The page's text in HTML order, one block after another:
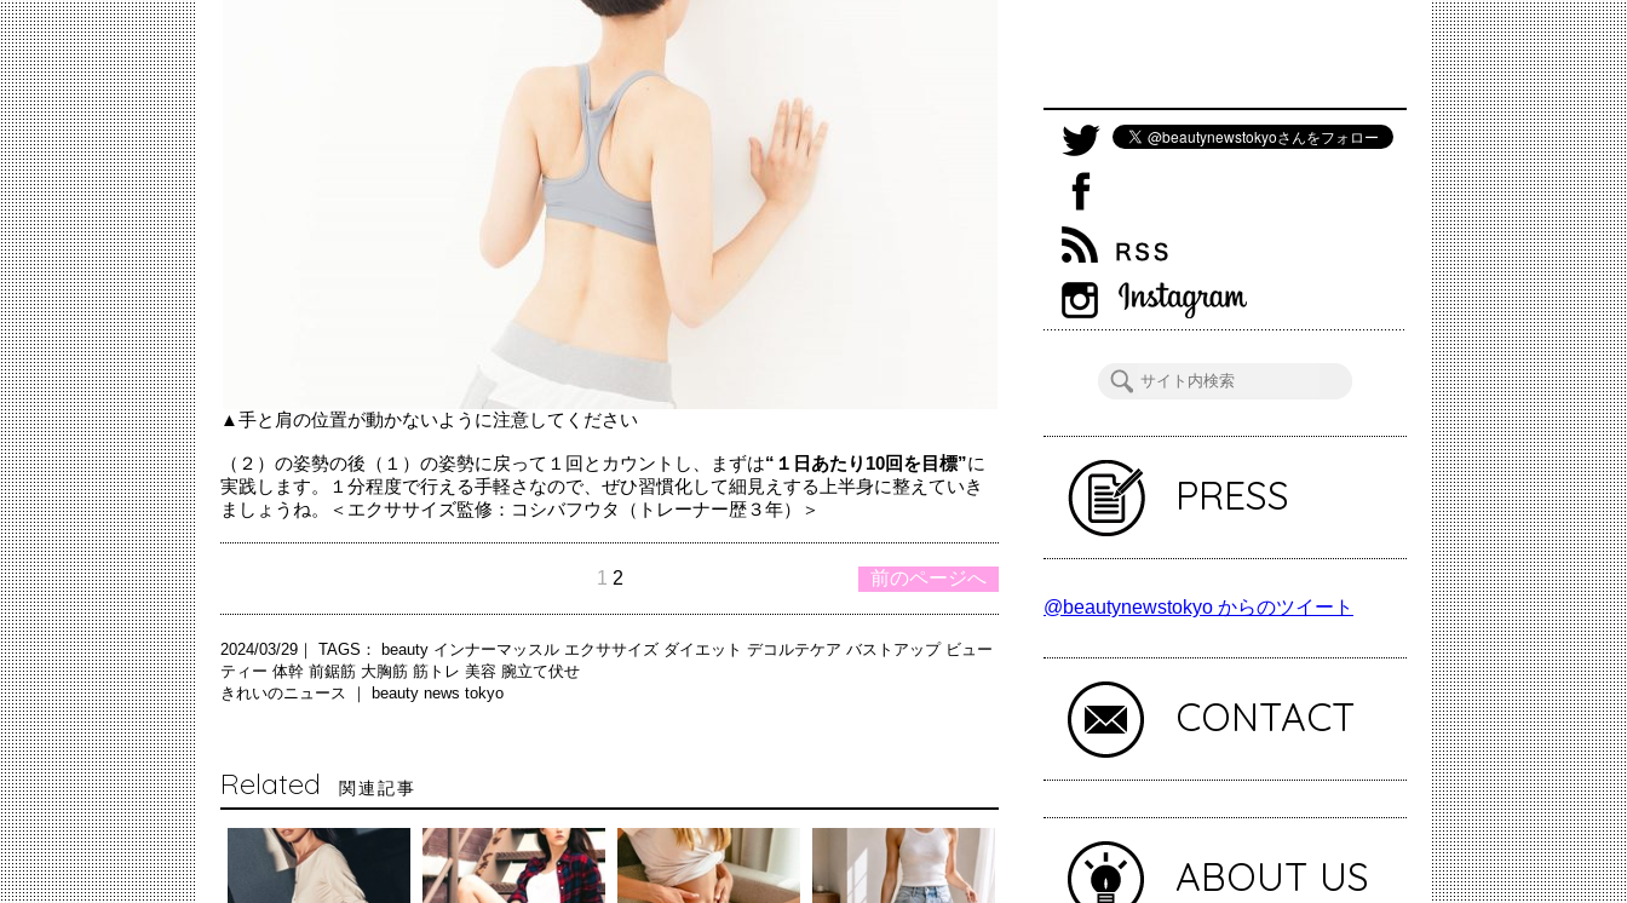
▲手と肩の位置が動かないように注意してください
（２）の姿勢の後（１）の姿勢に戻って１回とカウントし、まずは“１日あたり10回を目標”に
実践します。１分程度で行える手軽さなので、ぜひ習慣化して細見えする上半身に整えていき
ましょうね。＜エクササイズ監修：コシバフウタ（トレーナー歴３年）＞
前のページへ
1 2
2024/03/29｜ TAGS： beauty インナーマッスル エクササイズ ダイエット デコルテケア バストアップ ビュー
ティー 体幹 前鋸筋 大胸筋 筋トレ 美容 腕立て伏せ
きれいのニュース ｜
beauty news tokyo
Related 関連記事
PRESS
@beautynewstokyo からのツイート
CONTACT
ABOUT US